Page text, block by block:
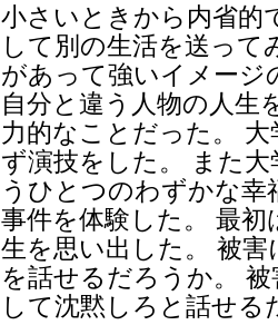
小さいときから内省的
して別の生活を送って
があって強いイメージ
自分と違う人物の人生
力的なことだった。
ず演技をした。 また
うひとつのわずかな
事件を体験した。 最
生を思い出した。 被
を話せるだろうか。
して沈黙しろと話せる